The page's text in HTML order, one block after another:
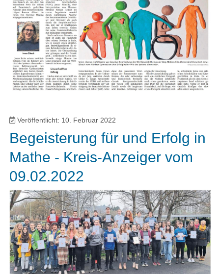
Veröffentlicht: 10. Februar 2022
Begeisterung für und Erfolg in
Mathe - Kreis-Anzeiger vom
09.02.2022